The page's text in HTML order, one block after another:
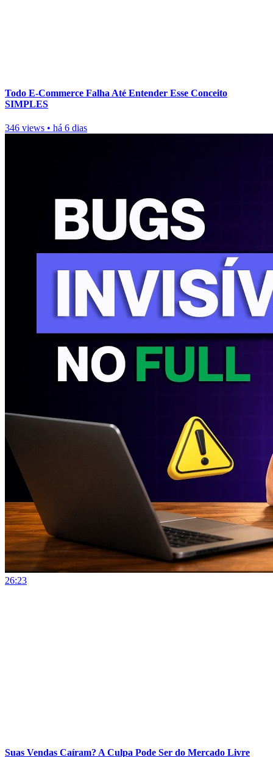
Todo E-Commerce Falha Até Entender Esse Conceito
SIMPLES
346 views • há 6 dias
26:23
Suas Vendas Caíram? A Culpa Pode Ser do Mercado Livre